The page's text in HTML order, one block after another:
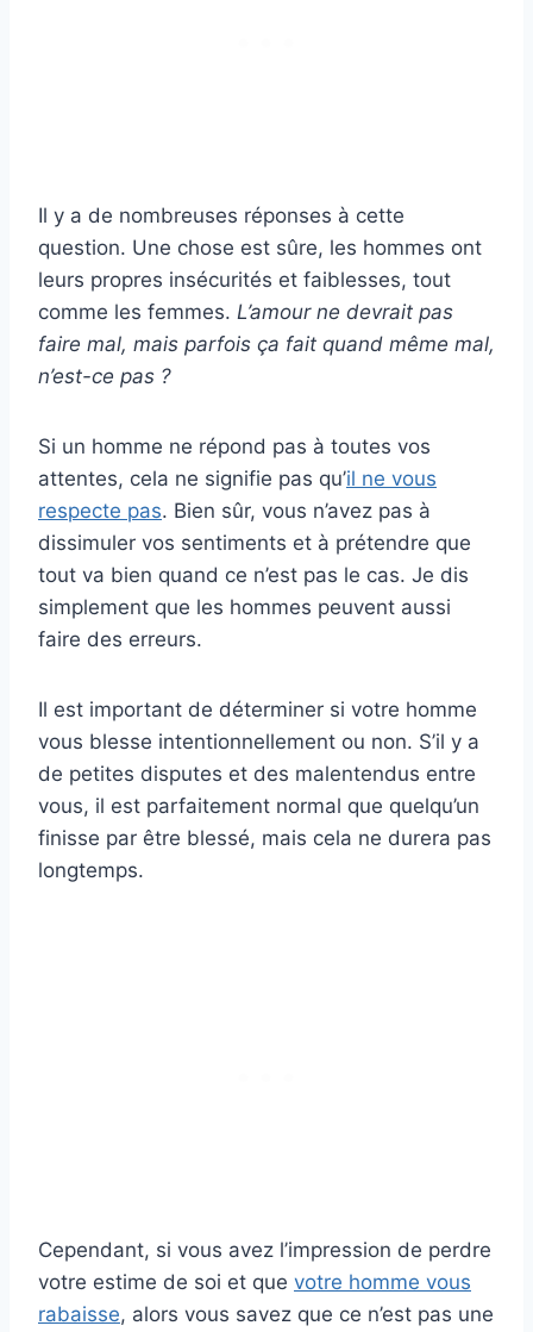
Il y a de nombreuses réponses à cette
question. Une chose est sûre, les hommes ont
leurs propres insécurités et faiblesses, tout
comme les femmes. L’amour ne devrait pas
faire mal, mais parfois ça fait quand même mal,
n’est-ce pas ?
Si un homme ne répond pas à toutes vos
attentes, cela ne signifie pas qu’il ne vous
respecte pas. Bien sûr, vous n’avez pas à
dissimuler vos sentiments et à prétendre que
tout va bien quand ce n’est pas le cas. Je dis
simplement que les hommes peuvent aussi
faire des erreurs.
Il est important de déterminer si votre homme
vous blesse intentionnellement ou non. S’il y a
de petites disputes et des malentendus entre
vous, il est parfaitement normal que quelqu’un
finisse par être blessé, mais cela ne durera pas
longtemps.
Cependant, si vous avez l’impression de perdre
votre estime de soi et que votre homme vous
rabaisse, alors vous savez que ce n’est pas une